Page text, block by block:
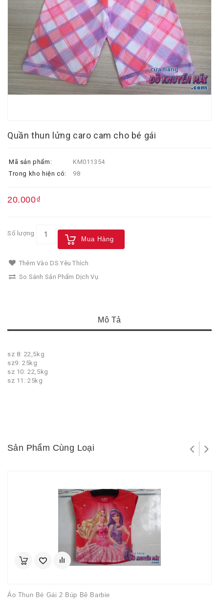
Quần thun lửng caro cam cho bé gái
Mã sản phẩm:
KM011354
Trong kho hiện có:
98
20.000₫
Số lượng
Mua Hàng
Thêm Vào DS Yêu Thích
So Sánh Sản Phẩm Dịch Vụ
Mô Tả
sz 8: 22,5kg
sz9: 25kg
sz 10: 22,5kg
sz 11: 25kg
Sản Phẩm Cùng Loại
Áo Thun Bé Gái 2 Búp Bê Barbie